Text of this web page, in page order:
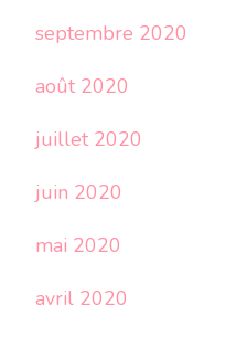
septembre 2020
août 2020
juillet 2020
juin 2020
mai 2020
avril 2020